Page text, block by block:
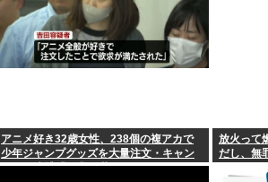
アニメ好き32歳女性、238個の複アカで
少年ジャンプグッズを大量注文・キャン
セルし逮捕「欲求が満たされた」
放火って
だし、無